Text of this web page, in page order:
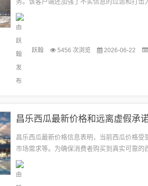
扰。这些措施旨在提高用户体验，保障用户权
跃翰 5456 次浏览 2026-06-22
昌乐西瓜最新价格信息表明，当前西瓜价格受
市场需求等。为确保消费者购买到真实可靠的
意商家的信誉和口碑。专家提醒消费者要警惕
靠...